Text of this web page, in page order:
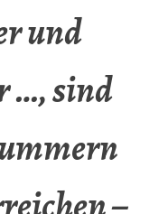
und
…, sind